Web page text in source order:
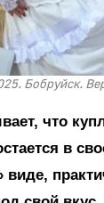
Бобруйск.
что
в
виде,